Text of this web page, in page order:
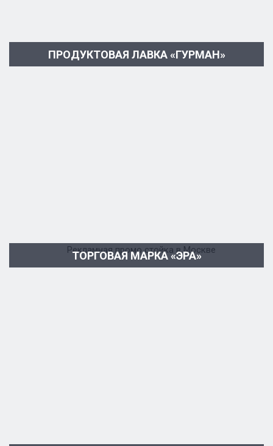
ПРОДУКТОВАЯ ЛАВКА «ГУРМАН»
ТОРГОВАЯ МАРКА «ЭРА»